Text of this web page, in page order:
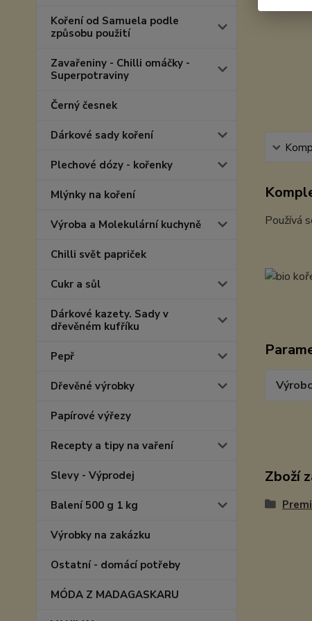
Koření od Samuela podle
způsobu použití
Zavařeniny - Chilli omáčky -
Superpotraviny
Černý česnek
Dárkové sady koření
Plechové dózy - kořenky
Mlýnky na koření
Výroba a Molekulární kuchyně
Chilli svět papriček
Cukr a sůl
Dárkové kazety. Sady v
dřevěném kufříku
Pepř
Dřevěné výrobky
Papírové výřezy
Recepty a tipy na vaření
Slevy - Výprodej
Balení 500 g 1 kg
Výrobky na zakázku
Ostatní - domácí potřeby
MÓDA Z MADAGASKARU
Používá
Zboží